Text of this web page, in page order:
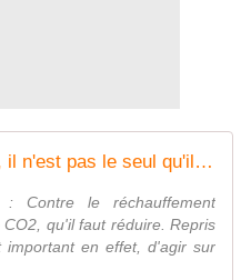
Si on focalise sur le CO2, il n'est pas le seul qu'il faut combattre. - djexreveur Daniel JAGLINE
Contre le réchauffement
qu'il faut réduire. Repris
en effet, d'agir sur